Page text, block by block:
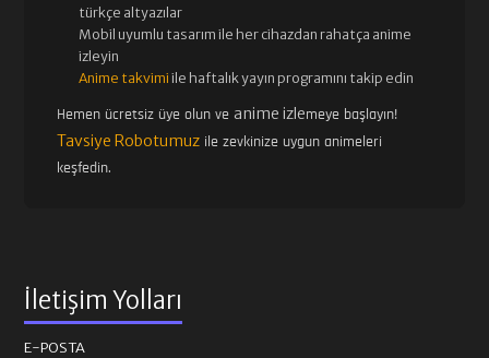
türkçe altyazılar
Mobil uyumlu tasarım ile her cihazdan rahatça anime
izleyin
Anime takvimi ile haftalık yayın programını takip edin
Hemen ücretsiz üye olun ve anime izlemeye başlayın!
Tavsiye Robotumuz ile zevkinize uygun animeleri
keşfedin.
İletişim Yolları
E-POSTA